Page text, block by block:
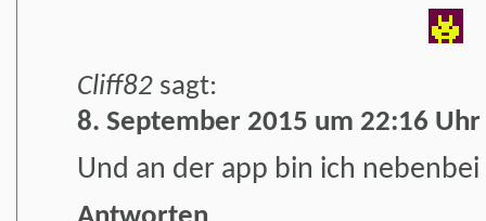
Cliff82 sagt:
8. September 2015 um 22:16 Uhr
Und an der app bin ich